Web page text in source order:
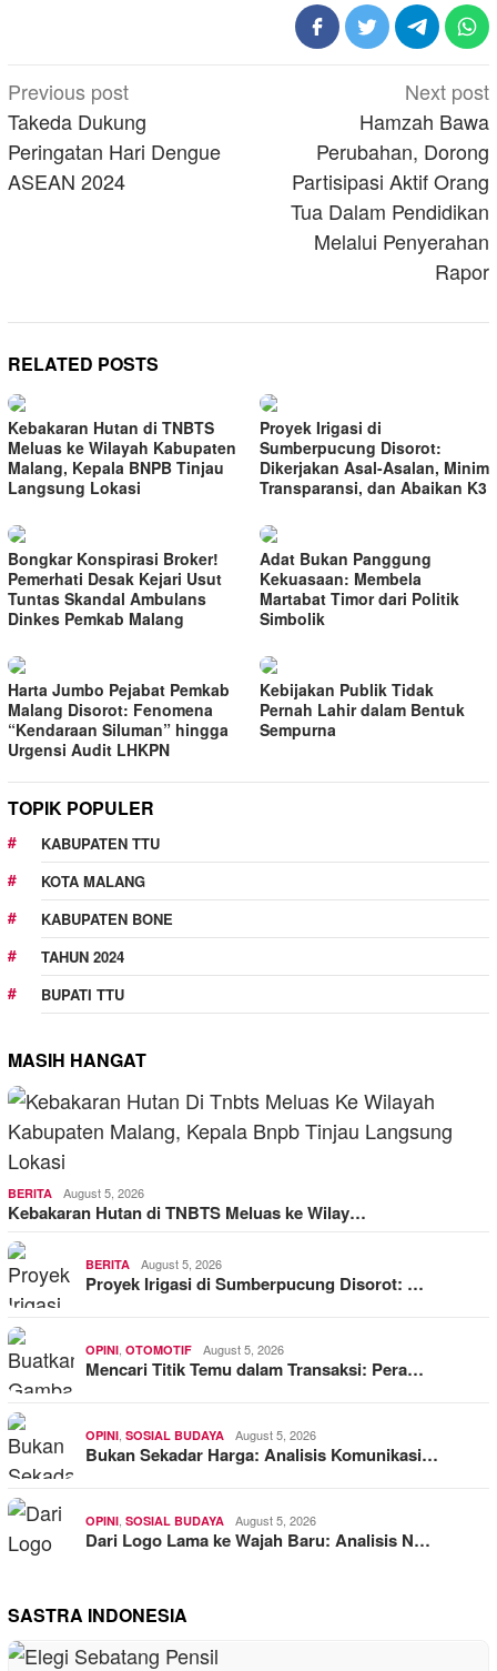
Post
navigation
Previous post
Takeda Dukung
Peringatan Hari Dengue
ASEAN 2024
Next post
Hamzah Bawa
Perubahan, Dorong
Partisipasi Aktif Orang
Tua Dalam Pendidikan
Melalui Penyerahan
Rapor
RELATED POSTS
Kebakaran Hutan di TNBTS
Meluas ke Wilayah Kabupaten
Malang, Kepala BNPB Tinjau
Langsung Lokasi
Proyek Irigasi di
Sumberpucung Disorot:
Dikerjakan Asal-Asalan, Minim
Transparansi, dan Abaikan K3
Bongkar Konspirasi Broker!
Pemerhati Desak Kejari Usut
Tuntas Skandal Ambulans
Dinkes Pemkab Malang
Adat Bukan Panggung
Kekuasaan: Membela
Martabat Timor dari Politik
Simbolik
Harta Jumbo Pejabat Pemkab
Malang Disorot: Fenomena
“Kendaraan Siluman” hingga
Urgensi Audit LHKPN
Kebijakan Publik Tidak
Pernah Lahir dalam Bentuk
Sempurna
TOPIK POPULER
KABUPATEN TTU
KOTA MALANG
KABUPATEN BONE
TAHUN 2024
BUPATI TTU
MASIH HANGAT
BERITA August 5, 2026
Kebakaran Hutan di TNBTS Meluas ke Wilay…
BERITA August 5, 2026
Proyek Irigasi di Sumberpucung Disorot: …
OPINI OTOMOTIF August 5, 2026
Mencari Titik Temu dalam Transaksi: Pera…
OPINI SOSIAL BUDAYA August 5, 2026
Bukan Sekadar Harga: Analisis Komunikasi…
OPINI SOSIAL BUDAYA August 5, 2026
Dari Logo Lama ke Wajah Baru: Analisis N…
SASTRA INDONESIA